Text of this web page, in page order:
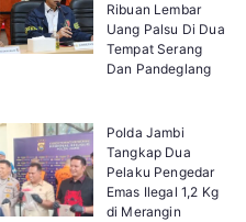
Ribuan Lembar
Uang Palsu Di Dua
Tempat Serang
Dan Pandeglang
Polda Jambi
Tangkap Dua
Pelaku Pengedar
Emas Ilegal 1,2 Kg
di Merangin